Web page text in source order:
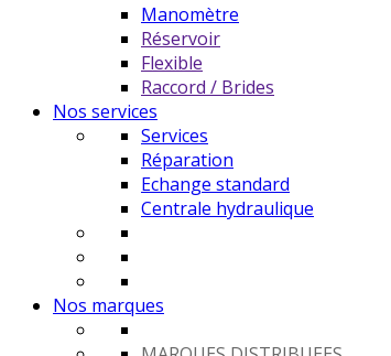
Manomètre
Réservoir
Flexible
Raccord / Brides
Nos services
Services
Réparation
Echange standard
Centrale hydraulique
Nos marques